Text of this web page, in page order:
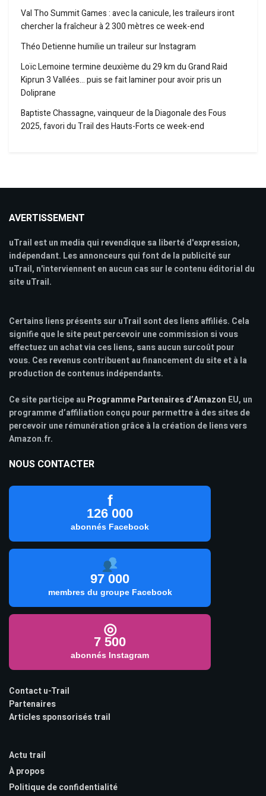
Val Tho Summit Games : avec la canicule, les traileurs iront
chercher la fraîcheur à 2 300 mètres ce week-end
Théo Detienne humilie un traileur sur Instagram
Loïc Lemoine termine deuxième du 29 km du Grand Raid
Kiprun 3 Vallées… puis se fait laminer pour avoir pris un
Doliprane
Baptiste Chassagne, vainqueur de la Diagonale des Fous
2025, favori du Trail des Hauts-Forts ce week-end
AVERTISSEMENT
uTrail est un media qui revendique sa liberté d'expression,
indépendant. Les annonceurs qui font de la publicité sur
uTrail, n'interviennent en aucun cas sur le contenu éditorial du
site uTrail.
Certains liens présents sur uTrail sont des liens affiliés. Cela
signifie que le site peut percevoir une commission si vous
effectuez un achat via ces liens, sans aucun surcoût pour
vous. Ces revenus contribuent au financement du site et à la
production de contenus indépendants.
Ce site participe au Programme Partenaires d’Amazon EU, un
programme d’affiliation conçu pour permettre à des sites de
percevoir une rémunération grâce à la création de liens vers
Amazon.fr.
NOUS CONTACTER
f
126 000
abonnés Facebook
97 000
membres du groupe Facebook
◎
7 500
abonnés Instagram
Contact u-Trail
Partenaires
Articles sponsorisés trail
Actu trail
À propos
Politique de confidentialité